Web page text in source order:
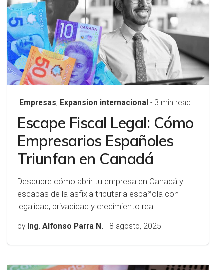
Empresas, Expansion internacional - 3 min read
Escape Fiscal Legal: Cómo
Empresarios Españoles
Triunfan en Canadá
Descubre cómo abrir tu empresa en Canadá y
escapas de la asfixia tributaria española con
legalidad, privacidad y crecimiento real.
by Ing. Alfonso Parra N. - 8 agosto, 2025